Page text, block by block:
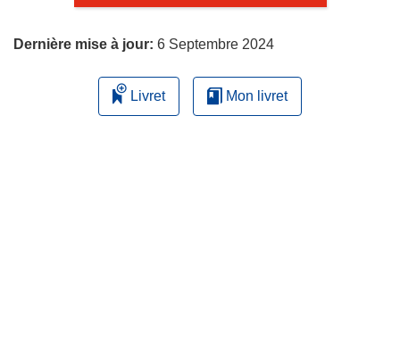
page
Dernière mise à jour: 6 Septembre 2024
Livret Mon livret